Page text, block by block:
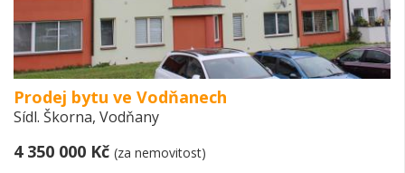
Prodej bytu ve Vodňanech
Sídl. Škorna, Vodňany
4 350 000 Kč (za nemovitost)